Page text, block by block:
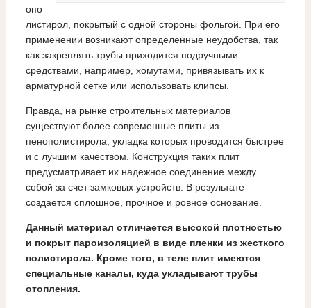
опо
листирол, покрытый с одной стороны фольгой. При его
применении возникают определенные неудобства, так
как закреплять трубы приходится подручными
средствами, например, хомутами, привязывать их к
арматурной сетке или использовать клипсы.
Правда, на рынке строительных материалов
существуют более современные плиты из
пенополистирола, укладка которых проводится быстрее
и с лучшим качеством. Конструкция таких плит
предусматривает их надежное соединение между
собой за счет замковых устройств. В результате
создается сплошное, прочное и ровное основание.
Данный материал отличается высокой плотностью
и покрыт пароизоляцией в виде пленки из жесткого
полистирола. Кроме того, в теле плит имеются
специальные каналы, куда укладывают трубы
отопления.